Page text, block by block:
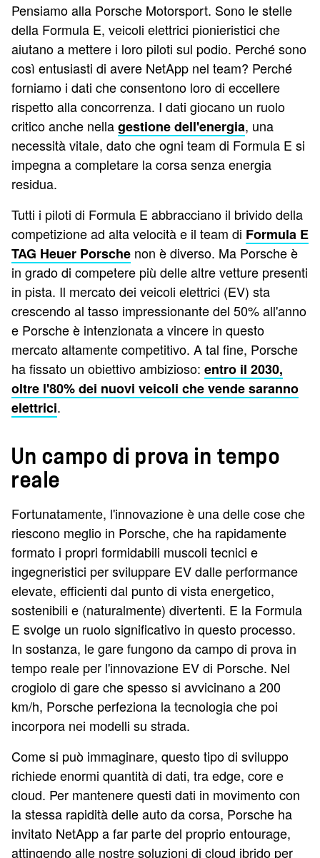
Pensiamo alla Porsche Motorsport. Sono le stelle
della Formula E, veicoli elettrici pionieristici che
aiutano a mettere i loro piloti sul podio. Perché sono
così entusiasti di avere NetApp nel team? Perché
forniamo i dati che consentono loro di eccellere
rispetto alla concorrenza. I dati giocano un ruolo
critico anche nellagestione dell'energia, una
necessità vitale, dato che ogni team di Formula E si
impegna a completare la corsa senza energia
residua.
Tutti i piloti di Formula E abbracciano il brivido della
competizione ad alta velocità e il team di Formula E
TAG Heuer Porsche non è diverso. Ma Porsche è
in grado di competere più delle altre vetture presenti
in pista. Il mercato dei veicoli elettrici (EV) sta
crescendo al tasso impressionante del 50% all'anno
e Porsche è intenzionata a vincere in questo
mercato altamente competitivo. A tal fine, Porsche
ha fissato un obiettivo ambizioso: entro il 2030,
oltre l'80% dei nuovi veicoli che vende saranno
elettrici.
Un campo di prova in tempo
reale
Fortunatamente, l'innovazione è una delle cose che
riescono meglio in Porsche, che ha rapidamente
formato i propri formidabili muscoli tecnici e
ingegneristici per sviluppare EV dalle performance
elevate, efficienti dal punto di vista energetico,
sostenibili e (naturalmente) divertenti. E la Formula
E svolge un ruolo significativo in questo processo.
In sostanza, le gare fungono da campo di prova in
tempo reale per l'innovazione EV di Porsche. Nel
crogiolo di gare che spesso si avvicinano a 200
km/h, Porsche perfeziona la tecnologia che poi
incorpora nei modelli su strada.
Come si può immaginare, questo tipo di sviluppo
richiede enormi quantità di dati, tra edge, core e
cloud. Per mantenere questi dati in movimento con
la stessa rapidità delle auto da corsa, Porsche ha
invitato NetApp a far parte del proprio entourage,
attingendo alle nostre soluzioni di cloud ibrido per